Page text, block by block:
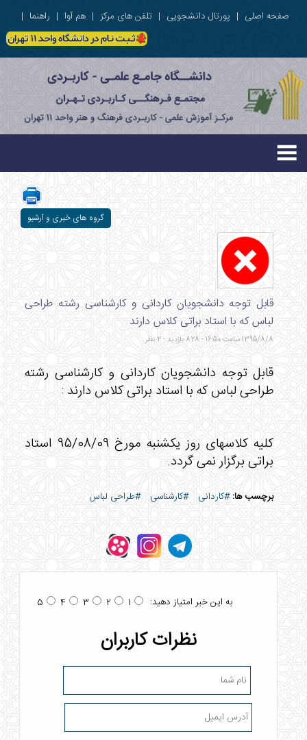
صفحه اصلی | پورتال دانشجویی | تلفن های مرکز | هم آوا | راهنما |
گروه های خبری و آرشیو
قابل توجه دانشجویان کاردانی و کارشناسی رشته طراحی
لباس که با استاد براتی کلاس دارند
1395/8/8 ساعت 16:50 - 828 بازدید - 2 نظر
قابل توجه دانشجویان کاردانی و کارشناسی رشته
طراحی لباس که با استاد براتی کلاس دارند :
کلیه کلاسهای روز یکشنبه مورخ 95/08/09 استاد
براتی برگزار نمی گردد.
برچسب ها:#کاردانی #کارشناسی #طراحی لباس
به این خبر امتیاز دهید: 1
2
3
4
5
نظرات کاربران